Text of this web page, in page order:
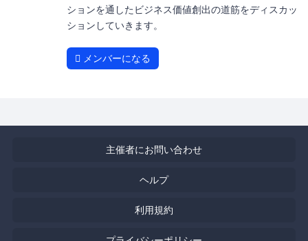
ションを通したビジネス価値創出の道筋をディスカッ
ションしていきます。
メンバーになる
主催者にお問い合わせ
ヘルプ
利用規約